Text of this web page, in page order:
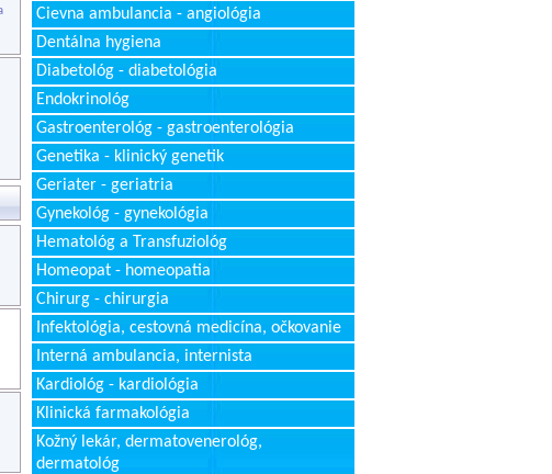
Cievna ambulancia - angiológia
Dentálna hygiena
Diabetológ - diabetológia
Endokrinológ
Gastroenterológ - gastroenterológia
Genetika - klinický genetik
Geriater - geriatria
Gynekológ - gynekológia
Hematológ a Transfuziológ
Homeopat - homeopatia
Chirurg - chirurgia
Infektológia, cestovná medicína, očkovanie
Interná ambulancia, internista
Kardiológ - kardiológia
Klinická farmakológia
Kožný lekár, dermatovenerológ,
dermatológ